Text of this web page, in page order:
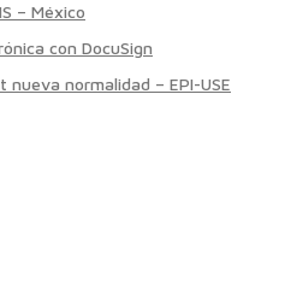
– México
con DocuSign
nueva normalidad – EPI-USE